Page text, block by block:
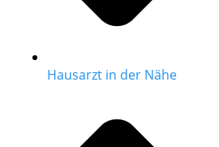
Hausarzt in der Nähe